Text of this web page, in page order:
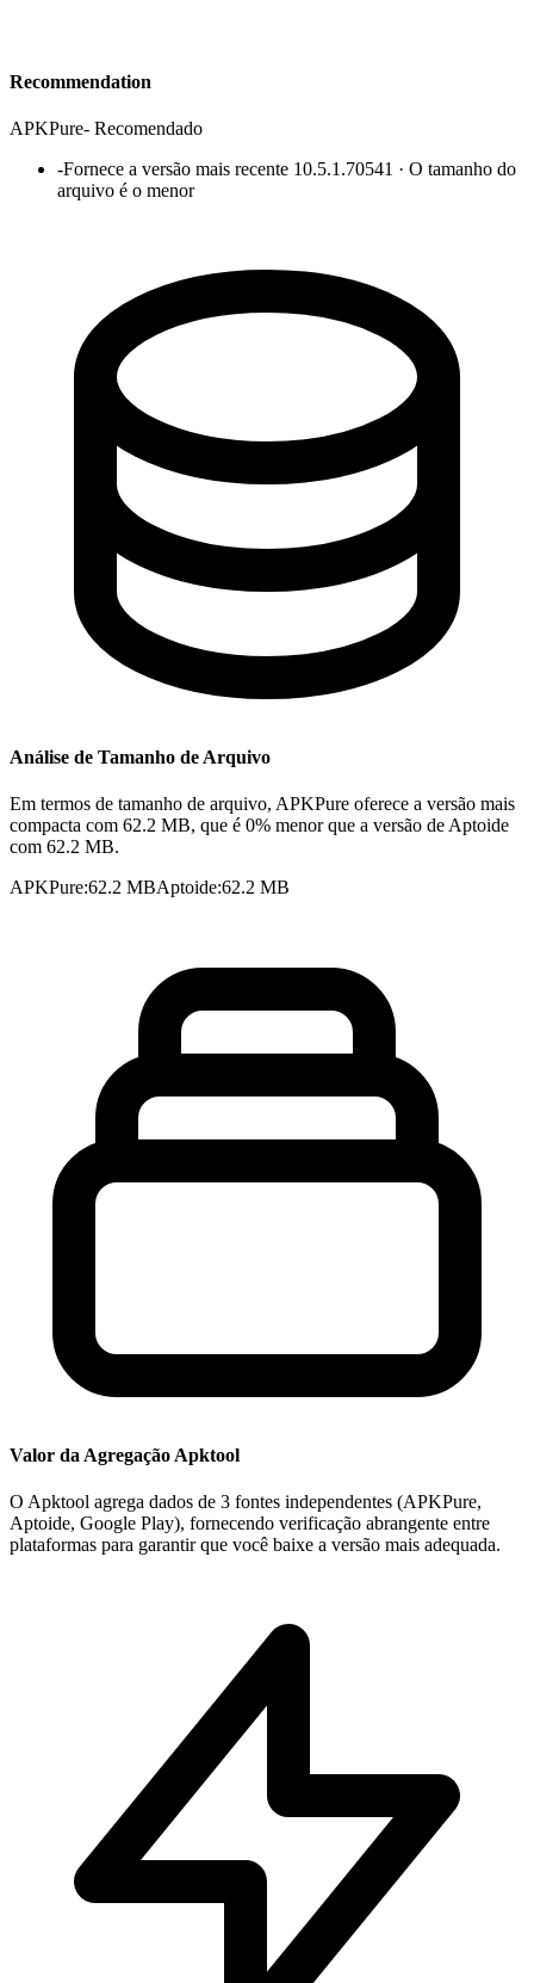
Recommendation
APKPure- Recomendado
-Fornece a versão mais recente 10.5.1.70541 · O tamanho do
arquivo é o menor
Análise de Tamanho de Arquivo
Em termos de tamanho de arquivo, APKPure oferece a versão mais
compacta com 62.2 MB, que é 0% menor que a versão de Aptoide
com 62.2 MB.
APKPure:62.2 MBAptoide:62.2 MB
Valor da Agregação Apktool
O Apktool agrega dados de 3 fontes independentes (APKPure,
Aptoide, Google Play), fornecendo verificação abrangente entre
plataformas para garantir que você baixe a versão mais adequada.